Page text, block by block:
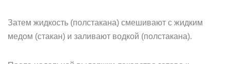
Затем жидкость (полстакана) смешивают с жидким
медом (стакан) и заливают водкой (полстакана).